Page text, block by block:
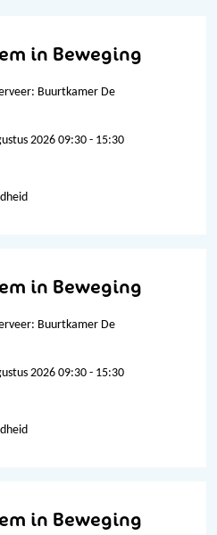
in Beweging
Buurtkamer De
2026 09:30 - 15:30
in Beweging
Buurtkamer De
2026 09:30 - 15:30
in Beweging